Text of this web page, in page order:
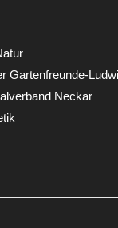
Gartenfreunde-
Neckar